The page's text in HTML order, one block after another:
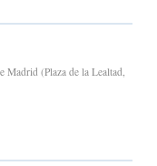
(Plaza de la Lealtad,